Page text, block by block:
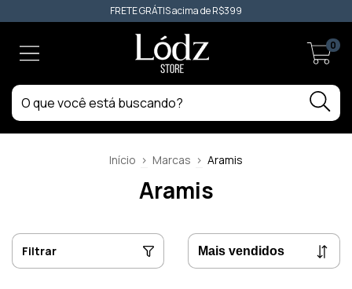
FRETE GRÁTIS acima de R$399
0
Início > Marcas > Aramis
Aramis
Filtrar